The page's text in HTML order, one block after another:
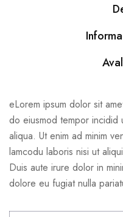
eLorem ipsum dolor sit
do eiusmod tempor
aliqua. Ut enim ad minim
lamcodu laboris nisi ut
Duis aute irure dolor in
dolore eu fugiat nulla